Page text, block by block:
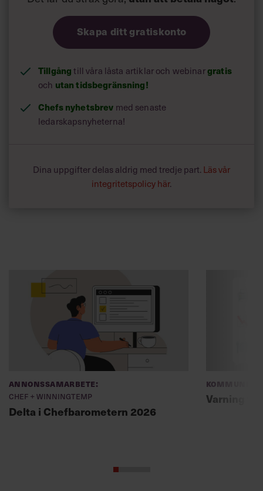
Skapa ditt gratiskonto
Tillgångtill våra låsta artiklar och webinargratis
och utan tidsbegränsning!
Chefs nyhetsbrev med senaste
ledarskapsnyheterna!
Dina uppgifter delas aldrig med tredje part. Läs vår
integritetspolicy här.
Annonssamarbete:
Chef + Winningtemp
Delta i Chefbarometern 2026
Varning